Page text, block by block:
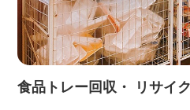
食品トレー回収・ リサイ